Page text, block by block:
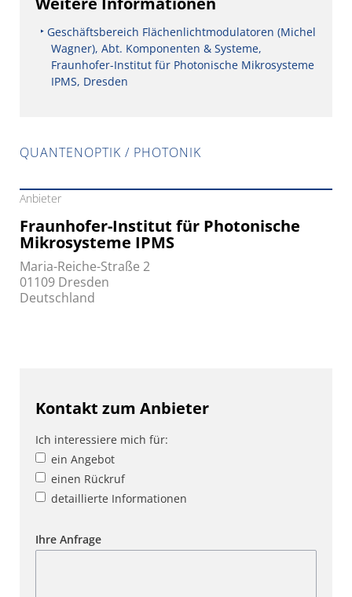
Geschäftsbereich Flächenlichtmodulatoren (Michel
Wagner), Abt. Komponenten & Systeme,
Fraunhofer-Institut für Photonische Mikrosysteme
IPMS, Dresden
QUANTENOPTIK / PHOTONIK
Anbieter
Fraunhofer-Institut für Photonische
Mikrosysteme IPMS
Maria-Reiche-Straße 2
01109 Dresden
Deutschland
Kontakt zum Anbieter
Ich interessiere mich für:
ein Angebot
einen Rückruf
detaillierte Informationen
Ihre Anfrage